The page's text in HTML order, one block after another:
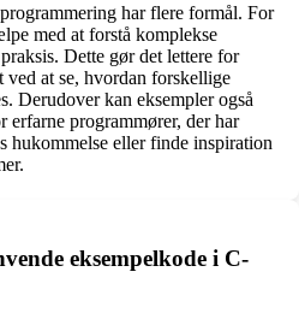
har flere formål. For
med at forstå komplekse
Dette gør det lettere for
at se, hvordan forskellige
Derudover kan eksempler også
erfarne programmører, der har
hukommelse eller finde inspiration
eksempelkode i C-